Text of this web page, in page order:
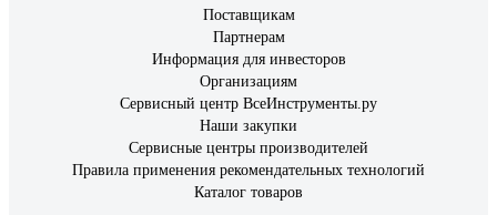
Поставщикам
Партнерам
Информация для инвесторов
Организациям
Сервисный центр ВсеИнструменты.ру
Наши закупки
Сервисные центры производителей
Правила применения рекомендательных технологий
Каталог товаров